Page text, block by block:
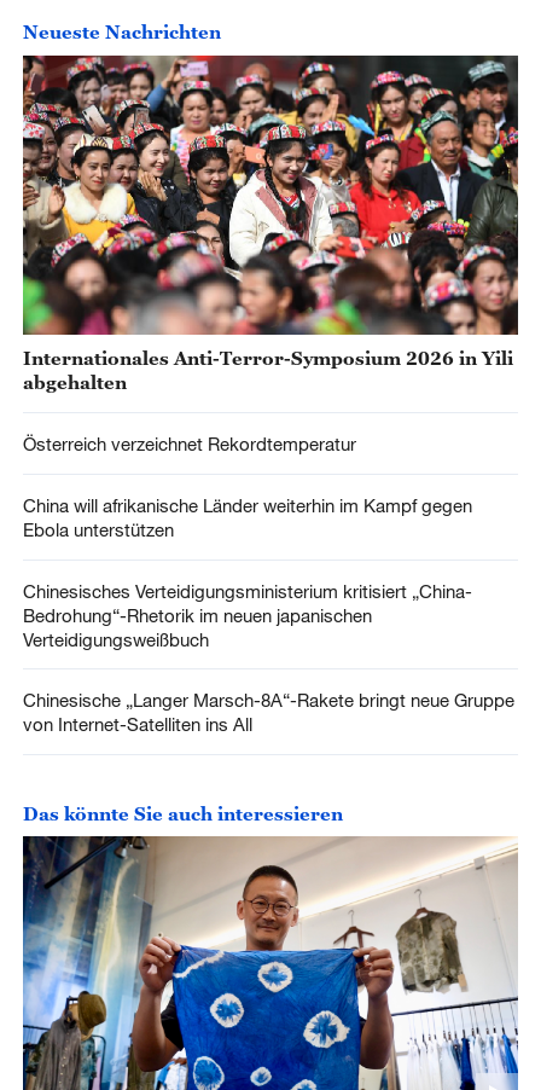
Neueste Nachrichten
Internationales Anti-Terror-Symposium 2026 in Yili
abgehalten
Österreich verzeichnet Rekordtemperatur
China will afrikanische Länder weiterhin im Kampf gegen
Ebola unterstützen
Chinesisches Verteidigungsministerium kritisiert „China-
Bedrohung“-Rhetorik im neuen japanischen
Verteidigungsweißbuch
Chinesische „Langer Marsch-8A“-Rakete bringt neue Gruppe
von Internet-Satelliten ins All
Das könnte Sie auch interessieren